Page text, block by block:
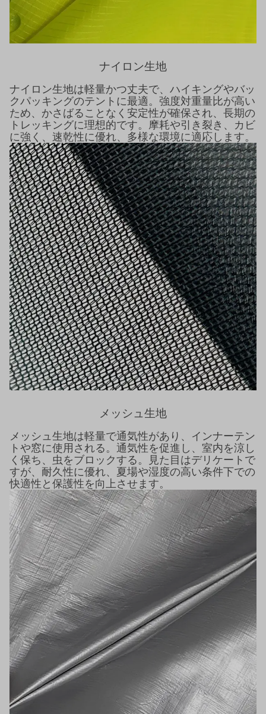
ナイロン生地
ナイロン生地は軽量かつ丈夫で、ハイキングやバッ
クパッキングのテントに最適。強度対重量比が高い
ため、かさばることなく安定性が確保され、長期の
トレッキングに理想的です。摩耗や引き裂き、カビ
に強く、速乾性に優れ、多様な環境に適応します。
メッシュ生地
メッシュ生地は軽量で通気性があり、インナーテン
トや窓に使用される。通気性を促進し、室内を涼し
く保ち、虫をブロックする。見た目はデリケートで
すが、耐久性に優れ、夏場や湿度の高い条件下での
快適性と保護性を向上させます。